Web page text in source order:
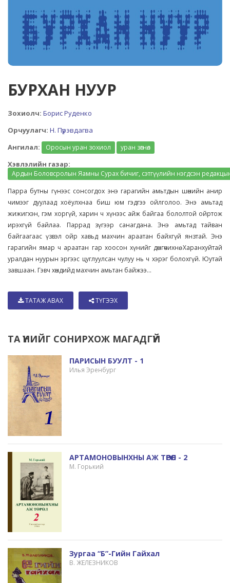
БУРХАН НУУР
Зохиолч: Борис Руденко
Орчуулагч: Н. Пүрэвдагва
Ангилал:
Оросын уран зохиол уран зөгнөл
Хэвлэлийн газар:
Ардын Боловсролын Яамны Сурах бичиг, сэтгүүлийн нэгдсэн
Парра бутны гүнээс сонсогдох энэ гарагийн амьтдын шөнийн анир
чимээг дуулаад хоёулхнаа биш юм гэдгээ ойлголоо. Энэ амьтад
жижигхэн, гэм хоргүй, харин ч хүнээс айж байгаа бололтой ойртож
ирэхгүй байлаа. Паррад зүгээр санагдана. Энэ амьтад тайван
байгаагаас үзвэл ойр хавьд махчин араатан байхгүй янзтай. Энэ
гарагийн ямар ч араатан гар хоосон хүнийг дөнгөчихнө. Харанхуйтай
уралдан нуурын эргээс цуглуулсан чулуу нь ч хэрэг болохгүй. Юутай
завшаан. Гэвч хөндийд махчин амьтан байжээ...
ТАТАЖ АВАХ ТҮГЭЭХ
ТА ҮҮНИЙГ СОНИРХОЖ МАГАДГҮЙ
ПАРИСЫН БУУЛТ - 1
Илья Эренбург
АРТАМОНОВЫНХНЫ АЖ ТӨРӨЛ - 2
М. Горький
Зургаа “б”-Гийн Гайхал
В. ЖЕЛЕЗНИКОВ